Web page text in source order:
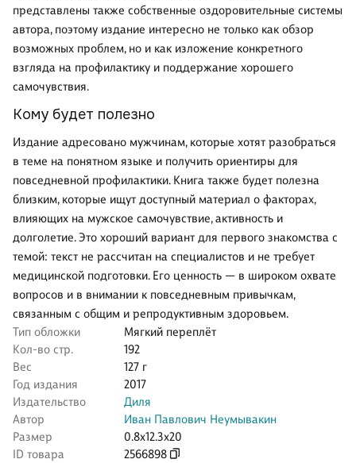
представлены также собственные оздоровительные системы
автора, поэтому издание интересно не только как обзор
возможных проблем, но и как изложение конкретного
взгляда на профилактику и поддержание хорошего
самочувствия.
Кому будет полезно
Издание адресовано мужчинам, которые хотят разобраться
в теме на понятном языке и получить ориентиры для
повседневной профилактики. Книга также будет полезна
близким, которые ищут доступный материал о факторах,
влияющих на мужское самочувствие, активность и
долголетие. Это хороший вариант для первого знакомства с
темой: текст не рассчитан на специалистов и не требует
медицинской подготовки. Его ценность — в широком охвате
вопросов и в внимании к повседневным привычкам,
связанным с общим и репродуктивным здоровьем.
Тип обложки
Мягкий переплёт
Кол-во стр.
192
Вес
127 г
Год издания
2017
Издательство
Диля
Автор
Иван Павлович Неумывакин
Размер
0.8x12.3x20
ID товара
2566898